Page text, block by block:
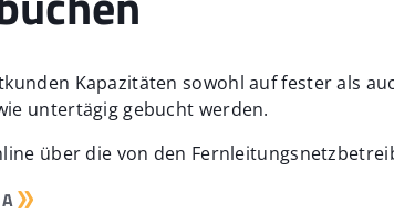
partner
Kapazitäten sowohl auf fester als
untertägig gebucht werden.
über die von den